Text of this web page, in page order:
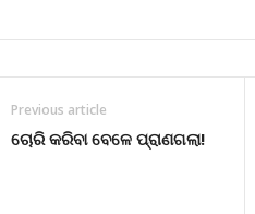
Previous article
ଚୋରି କରିବା ବେଳେ ପ୍ରାଣଗଲା!